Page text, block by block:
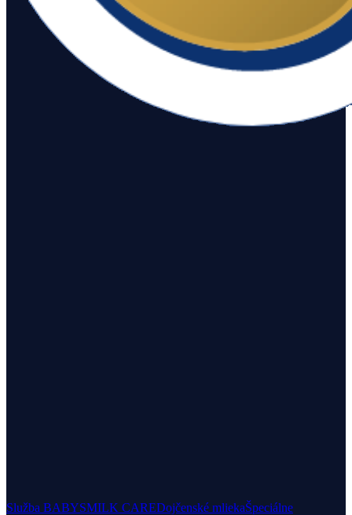
Služba BABYSMILK CAREDojčenské mliekaŠpeciálne